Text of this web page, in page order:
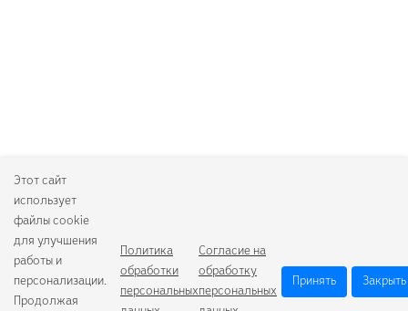
Этот сайт
использует
файлы cookie
для улучшения
работы и
персонализации.
Продолжая
Политика
обработки
персональных
Согласие на
обработку
персональных
Принять Закрыть